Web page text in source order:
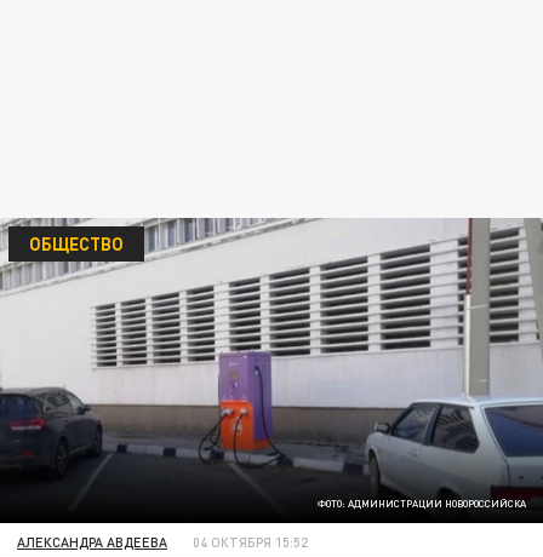
ФОТО: АДМИНИСТРАЦИИ НОВОРОССИЙСКА
ОБЩЕСТВО
АЛЕКСАНДРА АВДЕЕВА 04 ОКТЯБРЯ 15:52